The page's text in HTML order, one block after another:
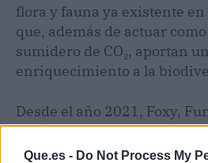
Que.es - Do Not Process My
flora y fauna ya existente en
que, además de actuar
sumidero de CO₂, aportan
enriquecimiento a la
Desde el año 2021, Foxy,
yCO2 Gestiónya han
forestales, sumideros de